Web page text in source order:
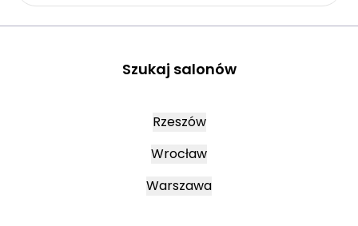
Szukaj salonów
Rzeszów
Wrocław
Warszawa